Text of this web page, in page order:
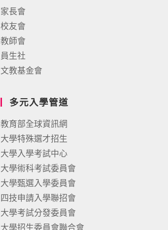
家長會
校友會
教師會
員生社
文教基金會
多元入學管道
教育部全球資訊網
大學特殊選才招生
大學入學考試中心
大學術科考試委員會
大學甄選入學委員會
四技申請入學聯招會
大學考試分發委員會
大學招生委員會聯合會